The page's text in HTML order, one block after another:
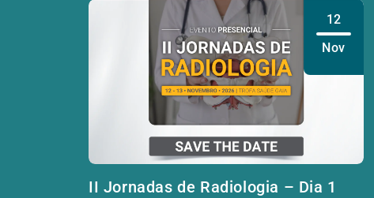
12
Nov
II Jornadas de Radiologia – Dia 1